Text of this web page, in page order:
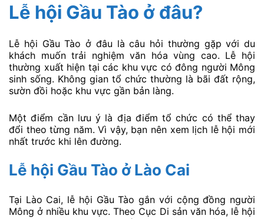
Lễ hội Gầu Tào ở đâu?
Lễ hội Gầu Tào ở đâu là câu hỏi thường gặp với du
khách muốn trải nghiệm văn hóa vùng cao. Lễ hội
thường xuất hiện tại các khu vực có đông người Mông
sinh sống. Không gian tổ chức thường là bãi đất rộng,
sườn đồi hoặc khu vực gần bản làng.
Một điểm cần lưu ý là địa điểm tổ chức có thể thay
đổi theo từng năm. Vì vậy, bạn nên xem lịch lễ hội mới
nhất trước khi lên đường.
Lễ hội Gầu Tào ở Lào Cai
Tại Lào Cai, lễ hội Gầu Tào gắn với cộng đồng người
Mông ở nhiều khu vực. Theo Cục Di sản văn hóa, lễ hội